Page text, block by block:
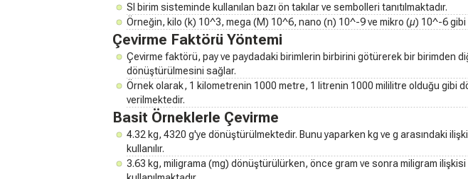
SI birim sisteminde kullanılan bazı ön takılar ve sembolleri tanıtılmaktadır.
Örneğin, kilo (k) 10^3, mega (M) 10^6, nano (n) 10^-9 ve mikro (µ) 10^-6 gibi
Çevirme Faktörü Yöntemi
Çevirme faktörü, pay ve paydadaki birimlerin birbirini götürerek bir birimden
dönüştürülmesini sağlar.
Örnek olarak, 1 kilometrenin 1000 metre, 1 litrenin 1000 mililitre olduğu gibi
verilmektedir.
Basit Örneklerle Çevirme
4.32 kg, 4320 g'ye dönüştürülmektedir. Bunu yaparken kg ve g arasındaki
kullanılır.
3.63 kg, miligrama (mg) dönüştürülürken, önce gram ve sonra miligram ilişkisi